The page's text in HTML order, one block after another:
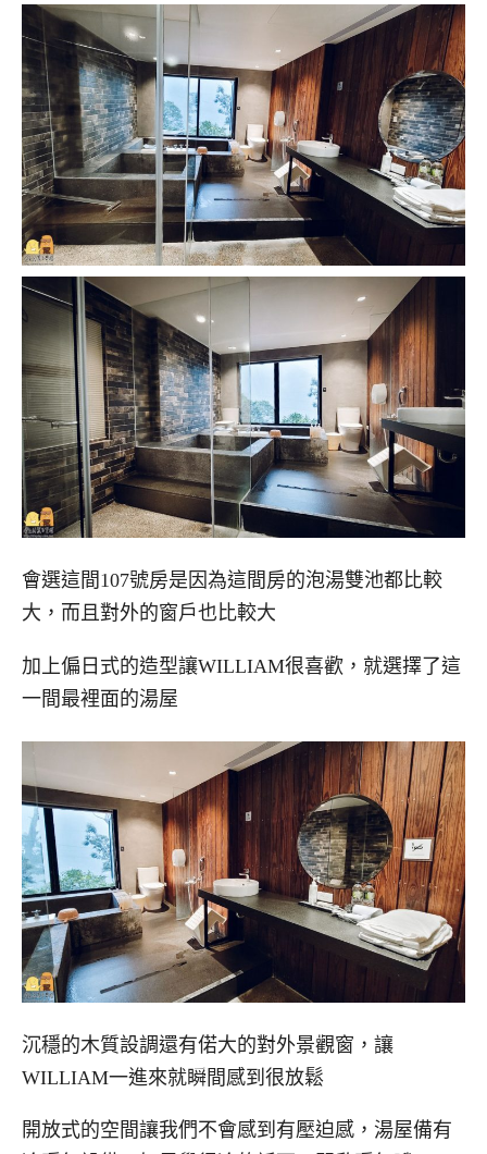
會選這間107號房是因為這間房的泡湯雙池都比較
大，而且對外的窗戶也比較大
加上偏日式的造型讓WILLIAM很喜歡，就選擇了這
一間最裡面的湯屋
沉穩的木質設調還有偌大的對外景觀窗，讓
WILLIAM一進來就瞬間感到很放鬆
開放式的空間讓我們不會感到有壓迫感，湯屋備有